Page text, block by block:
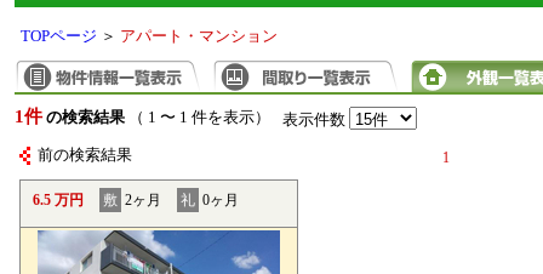
TOPページ ＞ アパート・マンション
1件 の検索結果 （ 1 〜 1 件を表示） 表示件数
前の検索結果 1
6.5 万円 敷 2ヶ月 礼 0ヶ月